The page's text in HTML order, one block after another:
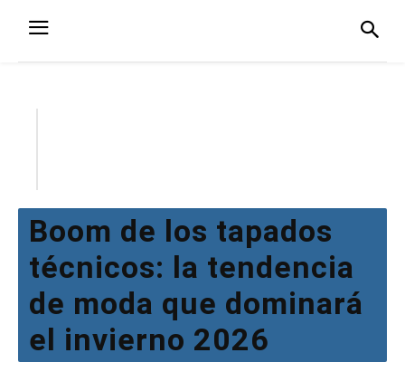
Boom de los tapados
técnicos: la tendencia
de moda que dominará
el invierno 2026